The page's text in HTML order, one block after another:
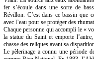
fer s’écoule dans une sorte de
Révillon. C’est dans ce bassin que
avec l’eau pour se protéger des
Chaque personne qui accompli le «
la statue du Saint et emporte
chasse des reliques avant sa
Le pèlerinage a connu une période